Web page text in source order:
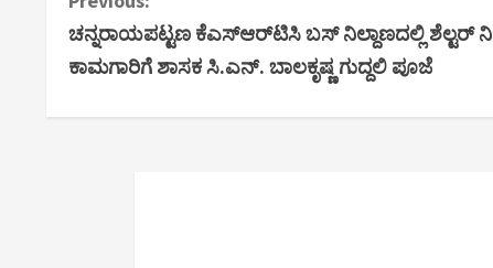
o
ಚನ್ನರಾಯಪಟ್ಟಣ ಕೆಎಸ್‌ಆರ್‌ಟಿಸಿ ಬಸ್ ನಿಲ್ದಾಣದಲ್ಲಿ ಶೆಲ್ಟರ್
ಕಾಮಗಾರಿಗೆ ಶಾಸಕ ಸಿ.ಎನ್. ಬಾಲಕೃಷ್ಣ ಗುದ್ದಲಿ ಪೂಜೆ